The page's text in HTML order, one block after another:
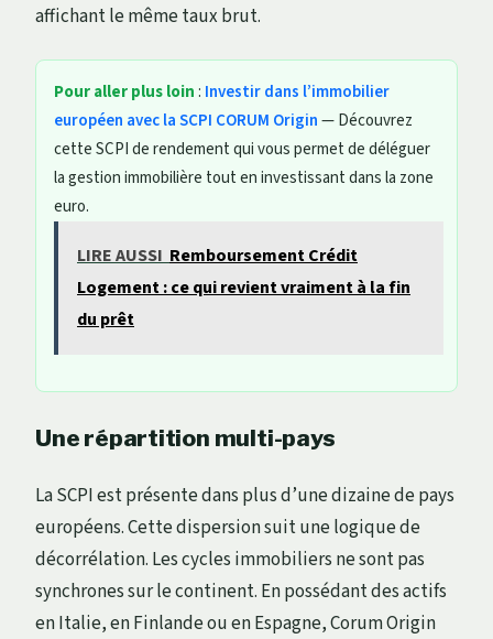
affichant le même taux brut.
Pour aller plus loin : Investir dans l’immobilier
européen avec la SCPI CORUM Origin— Découvrez
cette SCPI de rendement qui vous permet de déléguer
la gestion immobilière tout en investissant dans la zone
euro.
LIRE AUSSI Remboursement Crédit
Logement : ce qui revient vraiment à la fin
du prêt
Une répartition multi-pays
La SCPI est présente dans plus d’une dizaine de pays
européens. Cette dispersion suit une logique de
décorrélation. Les cycles immobiliers ne sont pas
synchrones sur le continent. En possédant des actifs
en Italie, en Finlande ou en Espagne, Corum Origin